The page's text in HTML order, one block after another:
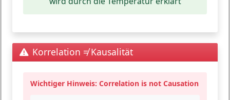
Korrelation ≠ Kausalität
Wichtiger Hinweis: Correlation is not Causation